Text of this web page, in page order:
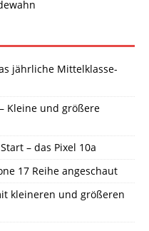
jährliche Mittelklasse-
Kleine und größere
– das Pixel 10a
17 Reihe angeschaut
kleineren und größeren